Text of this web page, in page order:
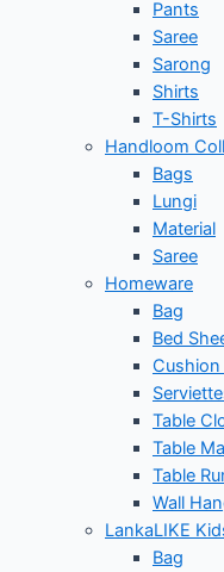
Pants
Saree
Sarong
Shirts
T-Shirts
Handloom
Bags
Lungi
Material
Saree
Homeware
Bag
Bed
Table
Table
Table
Wall
LankaLIKE
Bag